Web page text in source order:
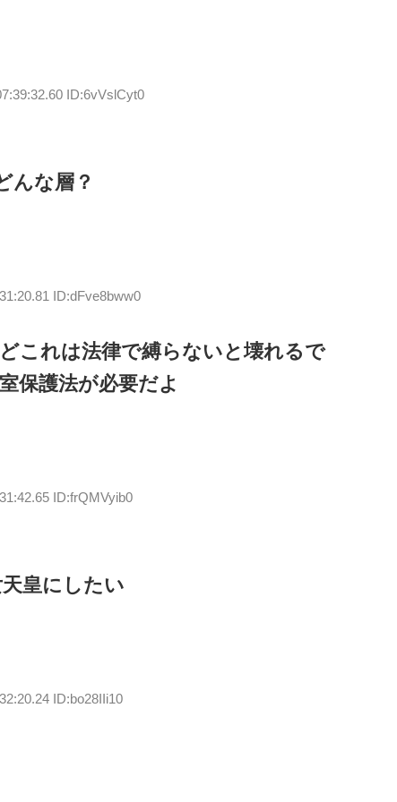
ID:6vVslCyt0
んな層？
ID:dFve8bww0
これは法律で縛らないと壊れるで
保護法が必要だよ
ID:frQMVyib0
皇にしたい
ID:bo28IIi10